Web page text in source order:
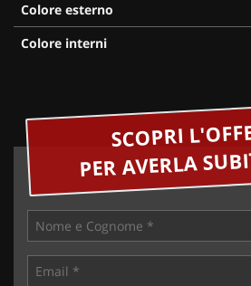
Colore esterno
Colore interni
SCOPRI
PER AVERLA